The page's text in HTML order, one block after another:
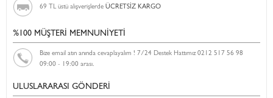
69 TL üstü alışverişlerde ÜCRETSİZ KARGO
%100 MÜŞTERİ MEMNUNİYETİ
Bize email atın anında cevaplayalım ! 7/24 Destek Hattımız 0212 517 56 98
09:00 - 19:00 arası.
ULUSLARARASI GÖNDERİ